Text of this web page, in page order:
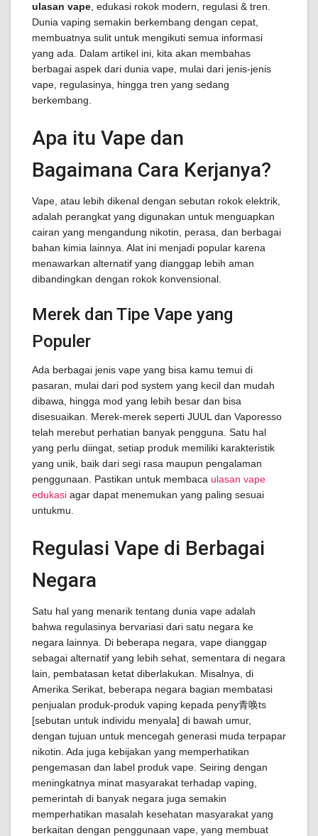
ulasan vape , edukasi rokok modern, regulasi & tren.
Dunia vaping semakin berkembang dengan cepat,
membuatnya sulit untuk mengikuti semua informasi
yang ada. Dalam artikel ini, kita akan membahas
berbagai aspek dari dunia vape, mulai dari jenis-jenis
vape, regulasinya, hingga tren yang sedang
berkembang.
Apa itu Vape dan
Bagaimana Cara Kerjanya?
Vape, atau lebih dikenal dengan sebutan rokok elektrik,
adalah perangkat yang digunakan untuk menguapkan
cairan yang mengandung nikotin, perasa, dan berbagai
bahan kimia lainnya. Alat ini menjadi popular karena
menawarkan alternatif yang dianggap lebih aman
dibandingkan dengan rokok konvensional.
Merek dan Tipe Vape yang
Populer
Ada berbagai jenis vape yang bisa kamu temui di
pasaran, mulai dari pod system yang kecil dan mudah
dibawa, hingga mod yang lebih besar dan bisa
disesuaikan. Merek-merek seperti JUUL dan Vaporesso
telah merebut perhatian banyak pengguna. Satu hal
yang perlu diingat, setiap produk memiliki karakteristik
yang unik, baik dari segi rasa maupun pengalaman
penggunaan. Pastikan untuk membaca ulasan vape
edukasi agar dapat menemukan yang paling sesuai
untukmu.
Regulasi Vape di Berbagai
Negara
Satu hal yang menarik tentang dunia vape adalah
bahwa regulasinya bervariasi dari satu negara ke
negara lainnya. Di beberapa negara, vape dianggap
sebagai alternatif yang lebih sehat, sementara di negara
lain, pembatasan ketat diberlakukan. Misalnya, di
Amerika Serikat, beberapa negara bagian membatasi
penjualan produk-produk vaping kepada peny青唤ts
[sebutan untuk individu menyala] di bawah umur,
dengan tujuan untuk mencegah generasi muda terpapar
nikotin. Ada juga kebijakan yang memperhatikan
pengemasan dan label produk vape. Seiring dengan
meningkatnya minat masyarakat terhadap vaping,
pemerintah di banyak negara juga semakin
memperhatikan masalah kesehatan masyarakat yang
berkaitan dengan penggunaan vape, yang membuat